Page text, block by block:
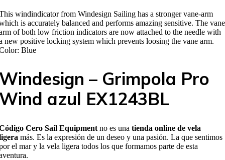
windindicator from Windesign Sailing has a stronger vane-arm
is accurately balanced and performs amazing sensitive. The vane
of both low friction indicators are now attached to the needle with
new positive locking system which prevents loosing the vane arm.
Blue
– Grimpola Pro
azul EX1243BL
Cero Sail Equipment no es una tienda online de vela
más. Es la expresión de un deseo y una pasión. La que sentimos
el mar y la vela ligera todos los que formamos parte de esta